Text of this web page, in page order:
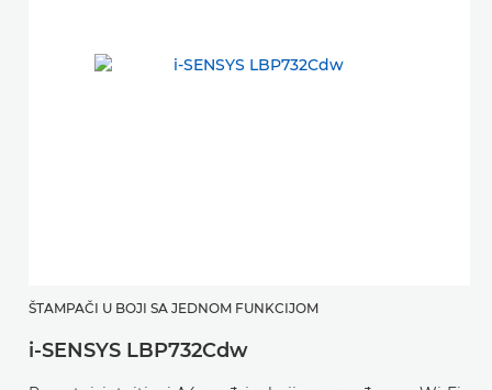
ŠTAMPAČI U BOJI SA JEDNOM FUNKCIJOM
i-SENSYS LBP732Cdw